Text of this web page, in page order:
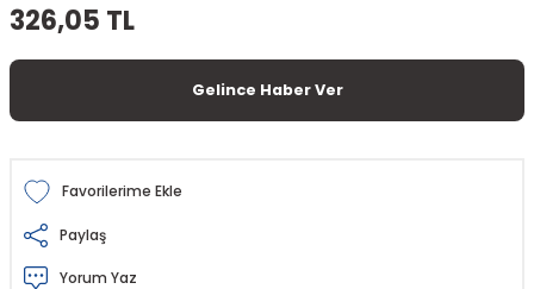
326,05 TL
Gelince Haber Ver
Paylaş
Yorum Yaz